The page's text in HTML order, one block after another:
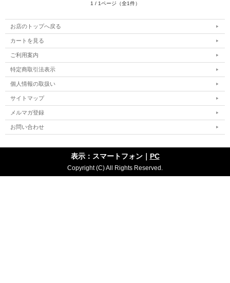
1 / 1ページ（全1件）
お店のトップへ戻る
カートを見る
ご利用案内
特定商取引法表示
個人情報の取扱い
サイトマップ
メルマガ登録
お問い合わせ
表示：スマートフォン｜ PC
Copyright (C) All Rights Reserved.